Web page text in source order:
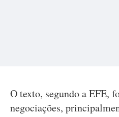
O texto, segundo a EFE,
negociações,